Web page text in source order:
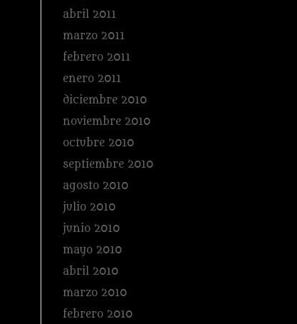
abril 2011
marzo 2011
febrero 2011
enero 2011
diciembre 2010
noviembre 2010
octubre 2010
septiembre 2010
agosto 2010
julio 2010
junio 2010
mayo 2010
abril 2010
marzo 2010
febrero 2010